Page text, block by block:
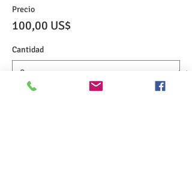
Precio
100,00 US$
Cantidad